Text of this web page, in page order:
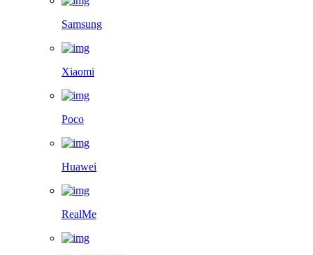
Samsung
Xiaomi
Poco
Huawei
RealMe